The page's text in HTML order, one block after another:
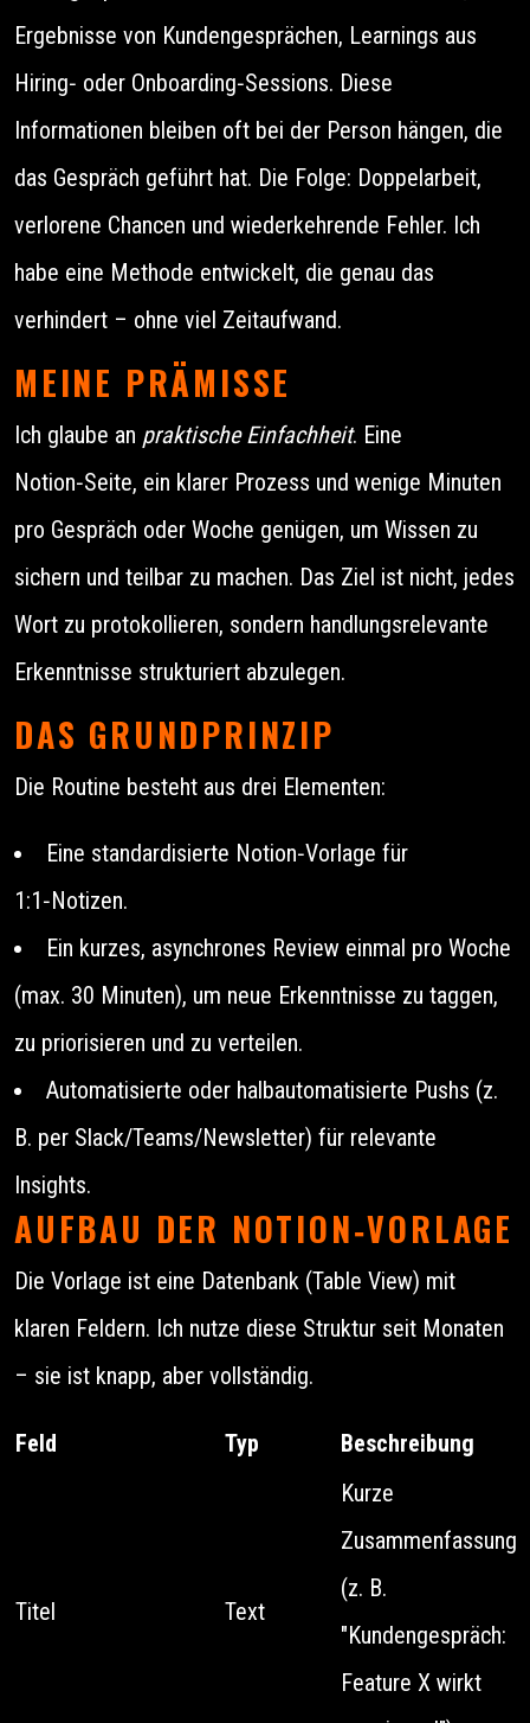
Ergebnisse von Kundengesprächen, Learnings aus
Hiring‑ oder Onboarding‑Sessions. Diese
Informationen bleiben oft bei der Person hängen, die
das Gespräch geführt hat. Die Folge: Doppelarbeit,
verlorene Chancen und wiederkehrende Fehler. Ich
habe eine Methode entwickelt, die genau das
verhindert – ohne viel Zeitaufwand.
MEINE PRÄMISSE
Ich glaube an praktische Einfachheit. Eine
Notion‑Seite, ein klarer Prozess und wenige Minuten
pro Gespräch oder Woche genügen, um Wissen zu
sichern und teilbar zu machen. Das Ziel ist nicht, jedes
Wort zu protokollieren, sondern handlungsrelevante
Erkenntnisse strukturiert abzulegen.
DAS GRUNDPRINZIP
Die Routine besteht aus drei Elementen:
Eine standardisierte Notion‑Vorlage für
1:1‑Notizen.
Ein kurzes, asynchrones Review einmal pro Woche
(max. 30 Minuten), um neue Erkenntnisse zu taggen,
zu priorisieren und zu verteilen.
Automatisierte oder halbautomatisierte Pushs (z.
B. per Slack/Teams/Newsletter) für relevante
Insights.
AUFBAU DER NOTION‑VORLAGE
Die Vorlage ist eine Datenbank (Table View) mit
klaren Feldern. Ich nutze diese Struktur seit Monaten
– sie ist knapp, aber vollständig.
Feld Typ Beschreibung
Titel Text
Kurze
Zusammenfassung
(z. B.
"Kundengespräch:
Feature X wirkt